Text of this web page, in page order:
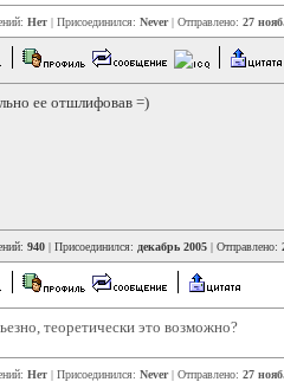
Нет | Присоединился: Never| Отправлено: 27
ее отшлифовав =)
940 | Присоединился: декабрь 2005 | Отправлено:
теоретически это возможно?
Нет | Присоединился: Never| Отправлено: 27